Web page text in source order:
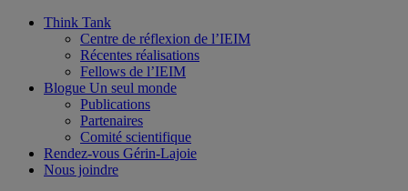
Think Tank
Centre de réflexion de l’IEIM
Récentes réalisations
Fellows de l’IEIM
Blogue Un seul monde
Publications
Partenaires
Comité scientifique
Rendez-vous Gérin-Lajoie
Nous joindre